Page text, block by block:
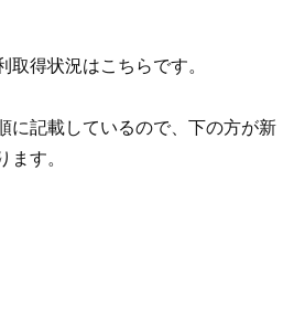
取得状況はこちらです。
に記載しているので、下の方が新
ます。